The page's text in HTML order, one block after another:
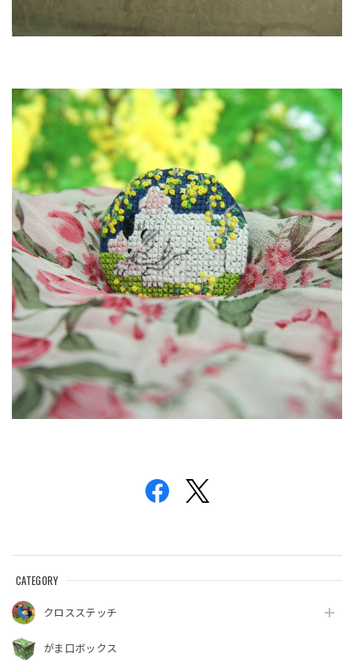
CATEGORY
クロスステッチ
がま口ボックス